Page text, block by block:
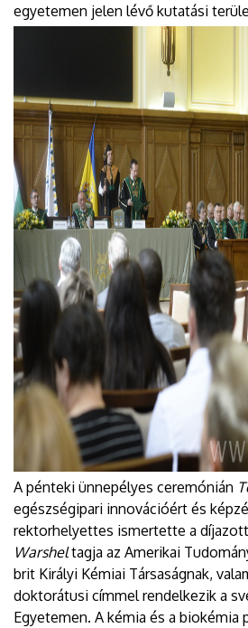
egyetemen jelen lévő kutatási
A pénteki ünnepélyes ceremónián
egészségipari innovációért és
rektorhelyettes ismertette a
Warsheltagja az Amerikai
brit Királyi Kémiai Társaságnak,
doktorátusi címmel rendelkezik a
Egyetemen. A kémia és a biokémia